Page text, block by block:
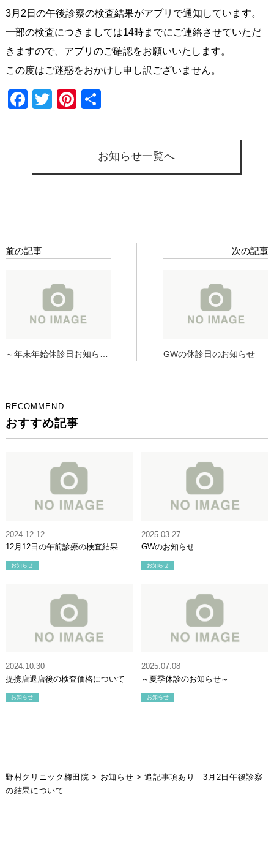
3月2日の午後診察の検査結果がアプリで通知しています。
一部の検査につきましては14時までにご連絡させていただ
きますので、アプリのご確認をお願いいたします。
この度はご迷惑をおかけし申し訳ございません。
Facebook
TwitterPinterest
お知らせ一覧へ
前の記事
～年末年始休診日お知らせ
次の記事
GWの休診日のお知らせ
RECOMMEND
おすすめ記事
12月12日の午前診療の検査結果に
2024.12.12
お知らせ
GWのお知らせ
2025.03.27
お知らせ
提携店退店後の検査価格について
2024.10.30
お知らせ
～夏季休診のお知らせ～
2025.07.08
お知らせ
野村クリニック梅田院 > お知らせ >追記事項あり 3月2日午後診察
の結果について